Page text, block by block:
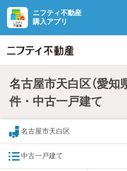
ニフティ不動産
購入アプリ
名古屋市天白区（愛知
件・中古一戸建て
名古屋市天白区
中古一戸建て